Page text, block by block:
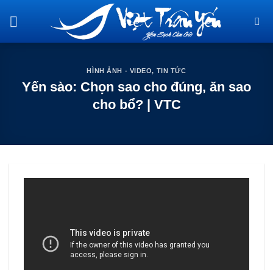
HÌNH ẢNH - VIDEO, TIN TỨC
Yến sào: Chọn sao cho đúng, ăn sao
cho bổ? | VTC